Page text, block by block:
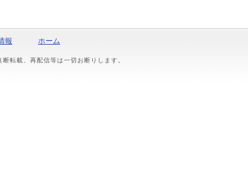
報 ホーム
転載、再配信等は一切お断りします。